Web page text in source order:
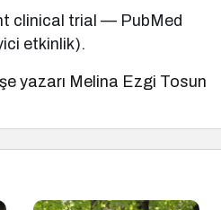
clinical trial — PubMed
etkinlik).
yazarı Melina Ezgi Tosun